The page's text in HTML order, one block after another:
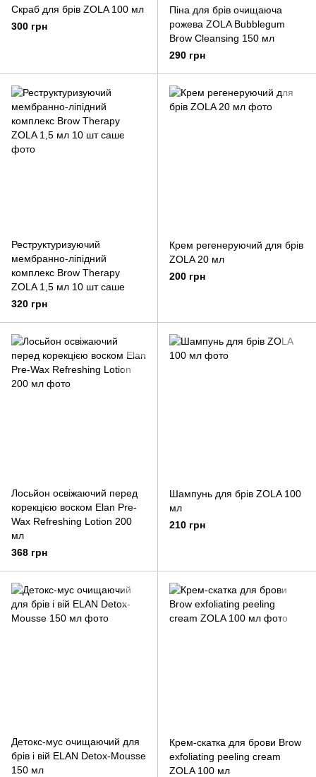
Скраб для брів ZOLA 100 мл
300 грн
Піна для брів очищаюча
рожева ZOLA Bubblegum
Brow Cleansing 150 мл
290 грн
Реструктуризуючий
мембранно-ліпідний
комплекс Brow Therapy
ZOLA 1,5 мл 10 шт саше
320 грн
Крем регенеруючий для брів
ZOLA 20 мл
200 грн
Лосьйон освіжаючий перед
корекцією воском Elan Pre-
Wax Refreshing Lotion 200
мл
368 грн
Шампунь для брів ZOLA 100
мл
210 грн
Детокс-мус очищаючий для
брів і вій ELAN Detox-Mousse
150 мл
Крем-скатка для брови Brow
exfoliating peeling cream
ZOLA 100 мл